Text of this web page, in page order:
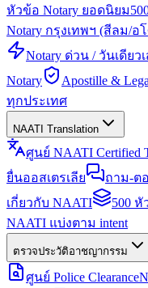
หัวข้อ Notary ยอดนิยม
Notary กรุงเทพฯ (สีลม/อ
Notary ด่วน / วันเดียว
Notary
Apostille &
ทุกประเทศ
NAATI Translation
ศูนย์ NAATI Certified
ยื่นออสเตรเลีย
ถาม-ต
เกี่ยวกับ NAATI
500
NAATI แบ่งตาม intent
ตรวจประวัติอาชญากรรม
ศูนย์ Police Clearance